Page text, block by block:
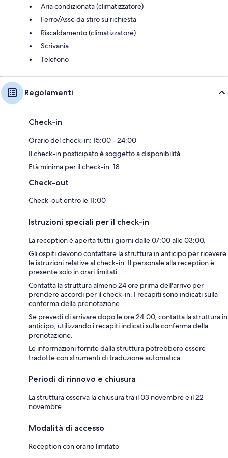
Aria condizionata (climatizzatore)
Ferro/Asse da stiro su richiesta
Riscaldamento (climatizzatore)
Scrivania
Telefono
Regolamenti
Check-in
Orario del check-in: 15:00 - 24:00
Il check-in posticipato è soggetto a disponibilità
Età minima per il check-in: 18
Check-out
Check-out entro le 11:00
Istruzioni speciali per il check-in
La reception è aperta tutti i giorni dalle 07:00 alle 03:00.
Gli ospiti devono contattare la struttura in anticipo per ricevere
le istruzioni relative al check-in. Il personale alla reception è
presente solo in orari limitati.
Contatta la struttura almeno 24 ore prima dell'arrivo per
prendere accordi per il check-in. I recapiti sono indicati sulla
conferma della prenotazione.
Se prevedi di arrivare dopo le ore 24:00, contatta la struttura in
anticipo, utilizzando i recapiti indicati sulla conferma della
prenotazione.
Le informazioni fornite dalla struttura potrebbero essere
tradotte con strumenti di traduzione automatica.
Periodi di rinnovo e chiusura
La struttura osserva la chiusura tra il 03 novembre e il 22
novembre.
Modalità di accesso
Reception con orario limitato